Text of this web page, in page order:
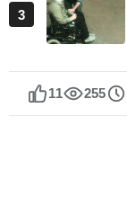
3
11 255